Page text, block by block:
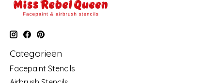
Categorieën
Facepaint Stencils